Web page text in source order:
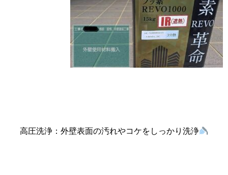
高圧洗浄：外壁表面の汚れやコケをしっかり洗浄